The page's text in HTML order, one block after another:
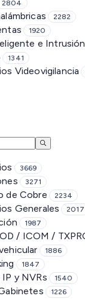
2804
2282
1920
e Intrusión
1341
Videovigilancia
3669
3271
de Cobre 2234
Generales 2017
1987
/ ICOM /
1886
1847
IP y NVRs 1540
1226